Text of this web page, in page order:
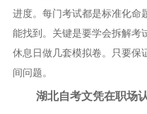
进度。每门考试都是标准化命
能找到。关键是要学会拆解考
休息日做几套模拟卷。只要保
间问题。
湖北自考文凭在职场